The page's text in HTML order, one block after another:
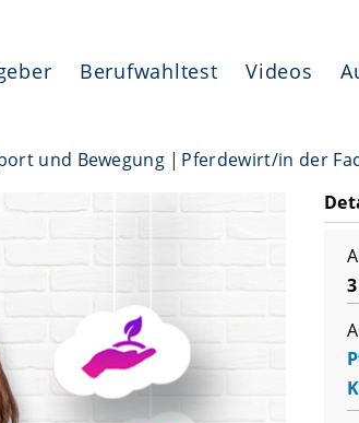
Berufwahltest Videos
und Bewegung
Pferdewirt/in der